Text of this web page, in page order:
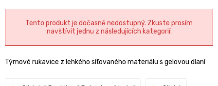
Tento produkt je dočasně nedostupný. Zkuste prosím
navštívit jednu z následujících kategorií:
Týmové rukavice z lehkého síťovaného materiálu s gelovou dlaní